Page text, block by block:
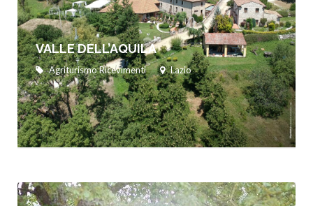
VALLE DELL’AQUILA
Agriturismo Ricevimenti Lazio